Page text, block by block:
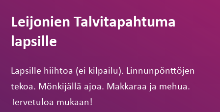
Leijonien Talvitapahtuma
lapsille
Lapsille hiihtoa (ei kilpailu). Linnunpönttöjen
tekoa. Mönkijällä ajoa. Makkaraa ja mehua.
Tervetuloa mukaan!